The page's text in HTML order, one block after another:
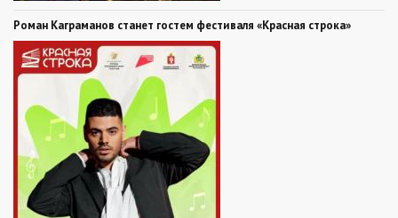
Роман Каграманов станет гостем фестиваля «Красная строка»